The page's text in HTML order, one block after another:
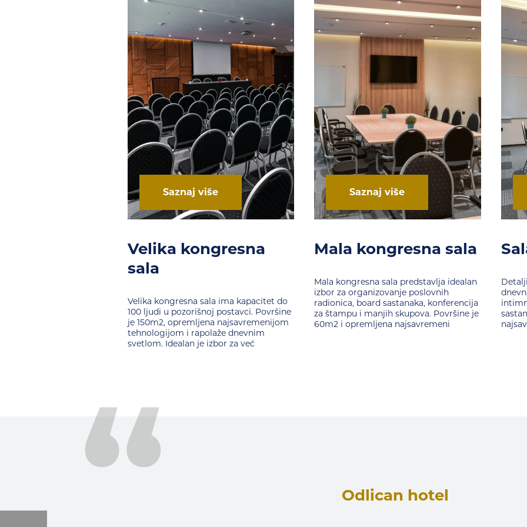
Saznaj više
Velika kongresna
sala
Velika kongresna sala ima kapacitet do
100 ljudi u pozorišnoj postavci. Površine
je 150m2, opremljena najsavremenijom
tehnologijom i rapolaže dnevnim
svetlom. Idealan je izbor za već
Saznaj više
Mala kongresna sala
Mala kongresna sala predstavlja idealan
izbor za organizovanje poslovnih
radionica, board sastanaka, konferencija
za štampu i manjih skupova. Površine je
60m2 i opremljena najsavremeni
Odlican hotel